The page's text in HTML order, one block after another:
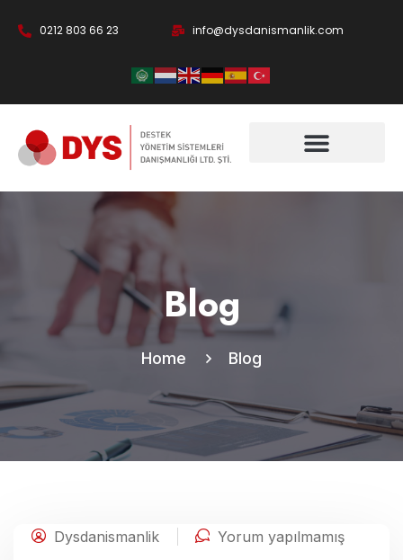
0212 803 66 23 info@dysdanismanlik.com
Blog
Home Blog
Dysdanismanlik Yorum yapılmamış